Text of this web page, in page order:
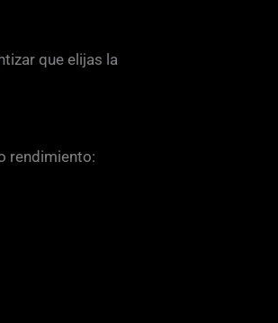
que elijas la
rendimiento: